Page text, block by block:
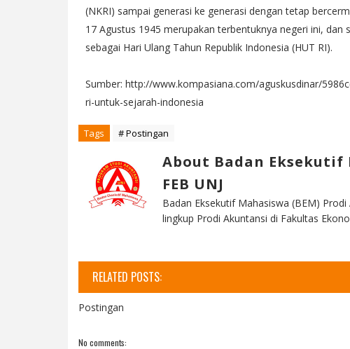
(NKRI) sampai generasi ke generasi dengan tetap
17 Agustus 1945 merupakan terbentuknya negeri ini,
sebagai Hari Ulang Tahun Republik Indonesia (HUT RI).
Sumber: http://www.kompasiana.com/aguskusdinar/
ri-untuk-sejarah-indonesia
Tags # Postingan
About Badan
FEB UNJ
Badan Eksekutif Mahasiswa (BEM)
lingkup Prodi Akuntansi di Fakultas
RELATED POSTS:
Postingan
No comments: